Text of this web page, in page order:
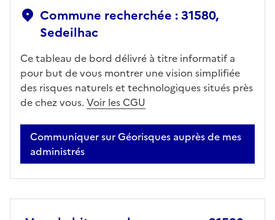
Commune recherchée : 31580,
Sedeilhac
Ce tableau de bord délivré à titre informatif a
pour but de vous montrer une vision simplifiée
des risques naturels et technologiques situés près
de chez vous. Voir les CGU
Communiquer sur Géorisques auprès de mes
administrés